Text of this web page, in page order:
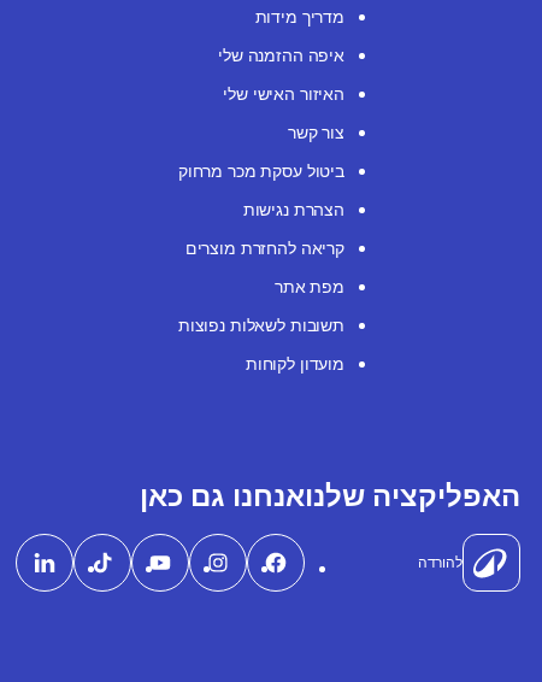
מדריך מידות
איפה ההזמנה שלי
האיזור האישי שלי
צור קשר
ביטול עסקת מכר מרחוק
הצהרת נגישות
קריאה להחזרת מוצרים
מפת אתר
תשובות לשאלות נפוצות
מועדון לקוחות
האפליקציה שלנו
להורדה
אנחנו גם כאן